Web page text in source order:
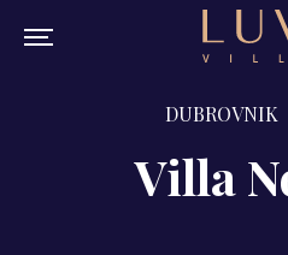
DUBROVNIK
Villa